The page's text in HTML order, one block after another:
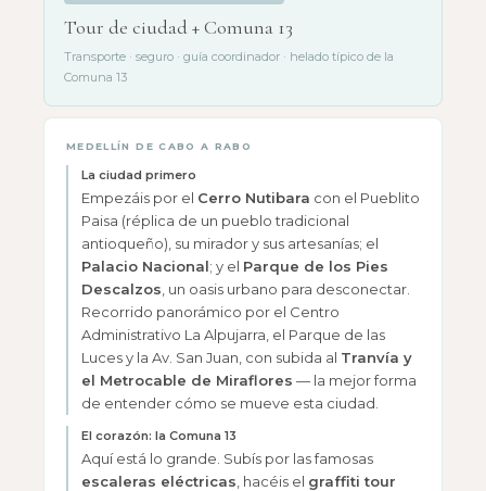
Tour de ciudad + Comuna 13
Transporte · seguro · guía coordinador · helado típico de la
Comuna 13
MEDELLÍN DE CABO A RABO
La ciudad primero
Empezáis por el Cerro Nutibara con el Pueblito
Paisa (réplica de un pueblo tradicional
antioqueño), su mirador y sus artesanías; el
Palacio Nacional; y el Parque de los Pies
Descalzos , un oasis urbano para desconectar.
Recorrido panorámico por el Centro
Administrativo La Alpujarra, el Parque de las
Luces y la Av. San Juan, con subida al Tranvía y
el Metrocable de Miraflores — la mejor forma
de entender cómo se mueve esta ciudad.
El corazón: la Comuna 13
Aquí está lo grande. Subís por las famosas
escaleras eléctricas , hacéis el graffiti tour